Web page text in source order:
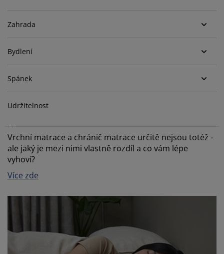
skříně
do ložnice
rámy s úložným prostorem
matrace
postele
o nábytek/doplňky
pokoj
mazlíčky
Zahrada
Bydlení
Spánek
Udržitelnost
mezi nimi rozdíl?
Vrchní matrace a chránič matrace určitě nejsou totéž -
ale jaký je mezi nimi vlastně rozdíl a co vám lépe
vyhoví?
Více zde